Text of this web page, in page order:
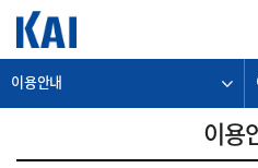
이용안내
이용